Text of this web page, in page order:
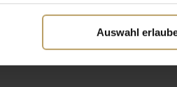
Auswahl